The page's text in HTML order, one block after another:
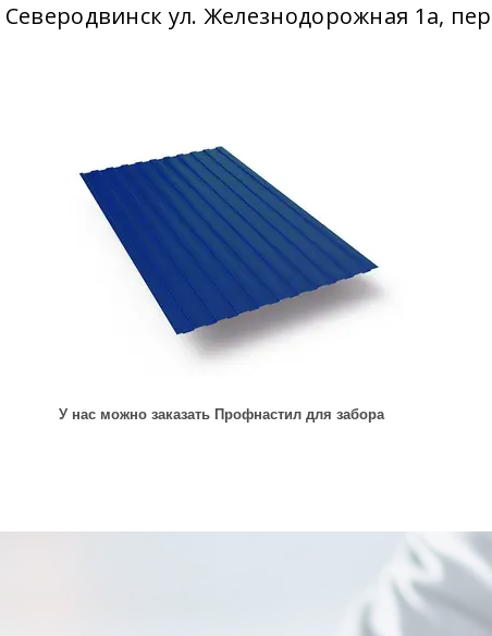
Северодвинск ул. Железнодорожная 1а,
У нас можно заказать Профнастил для забора